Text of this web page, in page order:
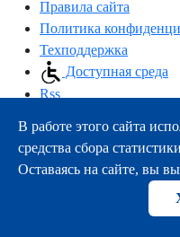
Правила сайта
Политика
Техподдержка
Доступная среда
Rss
163000, г.Архангельск,
тел.:+7 (8182) 21-11-63
e-mail:info@nsmu.ru
© ФГБОУ ВО СГМУ (г.
В работе этого сайта
средства сбора
Оставаясь на сайте, вы